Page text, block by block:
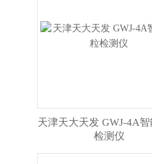
天津天大天发 GWJ-4A
检测仪